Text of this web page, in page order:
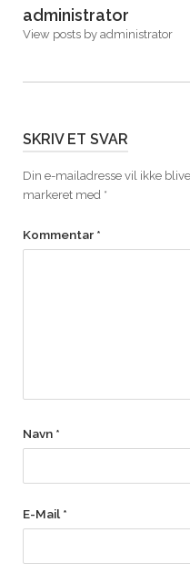
administrator
View posts by administrator
SKRIV ET SVAR
Din e-mailadresse vil ikke
markeret med *
Kommentar *
Navn *
E-Mail *